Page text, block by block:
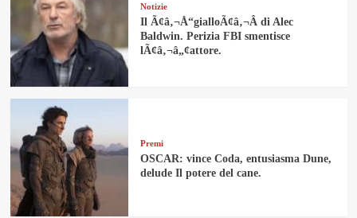
Notizie
Il Ã¢â‚¬Å“gialloÃ¢â‚¬Â di Alec
Baldwin. Perizia FBI smentisce
lÃ¢â‚¬â„¢attore.
Premi
OSCAR: vince Coda, entusiasma Dune,
delude Il potere del cane.